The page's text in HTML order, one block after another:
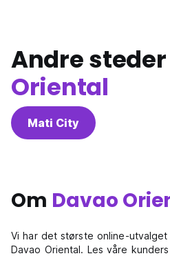
Andre
Oriental
Mati City
Om Davao
Vi har det største online-
Davao Oriental. Les våre